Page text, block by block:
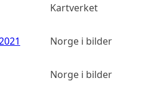
Kartverket
Norge i bilder
Norge i bilder